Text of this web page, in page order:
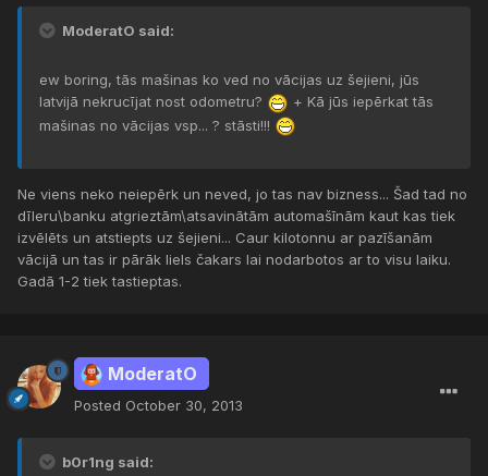
ModeratO said:
ew boring, tās mašinas ko ved no vācijas uz šejieni, jūs
latvijā nekrucījat nost odometru?
+ Kā jūs iepērkat tās
mašinas no vācijas vsp... ? stāsti!!!
Ne viens neko neiepērk un neved, jo tas nav bizness... Šad tad no
dīleru\banku atgrieztām\atsavinātām automašīnām kaut kas tiek
izvēlēts un atstiepts uz šejieni... Caur kilotonnu ar pazīšanām
vācijā un tas ir pārāk liels čakars lai nodarbotos ar to visu laiku.
Gadā 1-2 tiek tastieptas.
ModeratO
Posted October 30, 2013
b0r1ng said: